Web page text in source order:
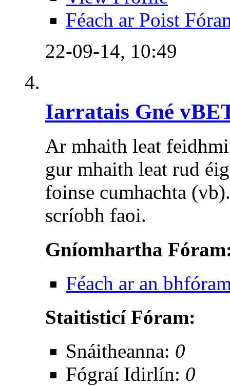
Féach ar Poist
22-09-14, 10:49
Iarratais Gné
Ar mhaith leat
gur mhaith leat rud
foinse cumhachta
scríobh faoi.
Gníomhartha
Féach ar an
Staitisticí Fóram:
Snáitheanna: 0
Fógraí Idirlín: 0